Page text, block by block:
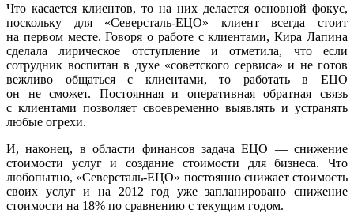
Что касается клиентов, то на них делается основной фокус,
поскольку для «Северсталь-ЕЦО» клиент всегда стоит
на первом месте. Говоря о работе с клиентами, Кира Лапина
сделала лирическое отступление и отметила, что если
сотрудник воспитан в духе «советского сервиса» и не готов
вежливо общаться с клиентами, то работать в ЕЦО
он не сможет. Постоянная и оперативная обратная связь
с клиентами позволяет своевременно выявлять и устранять
любые огрехи.
И, наконец, в области финансов задача ЕЦО — снижение
стоимости услуг и создание стоимости для бизнеса. Что
любопытно, «Северсталь-ЕЦО» постоянно снижает стоимость
своих услуг и на 2012 год уже запланировано снижение
стоимости на 18% по сравнению с текущим годом.